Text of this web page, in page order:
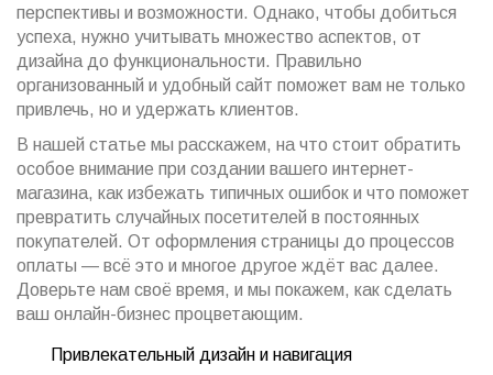
перспективы и возможности. Однако, чтобы добиться
успеха, нужно учитывать множество аспектов, от
дизайна до функциональности. Правильно
организованный и удобный сайт поможет вам не только
привлечь, но и удержать клиентов.
В нашей статье мы расскажем, на что стоит обратить
особое внимание при создании вашего интернет-
магазина, как избежать типичных ошибок и что поможет
превратить случайных посетителей в постоянных
покупателей. От оформления страницы до процессов
оплаты — всё это и многое другое ждёт вас далее.
Доверьте нам своё время, и мы покажем, как сделать
ваш онлайн-бизнес процветающим.
Привлекательный дизайн и навигация